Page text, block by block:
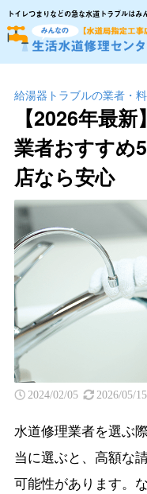
トイレつまりなどの急な水道トラブルはみ
給湯器トラブルの業者・
【2026年最
業者おすすめ
店なら安心
2024/02/05 2026/05/15
水道修理業者を選ぶ
当に選ぶと、高額な
可能性があります。